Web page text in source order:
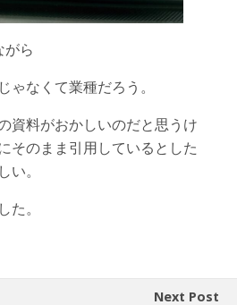
がら
なくて業種だろう。
資料がおかしいのだと思うけ
そのまま引用しているとした
。
。
Next Post